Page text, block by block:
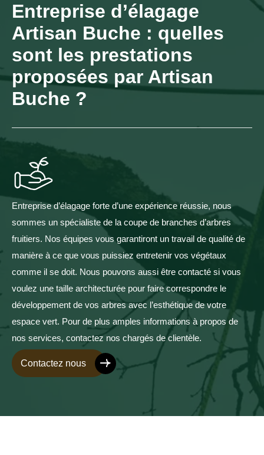
Entreprise d’élagage
Artisan Buche : quelles
sont les prestations
proposées par Artisan
Buche ?
Entreprise d’élagage forte d’une expérience réussie, nous
sommes un spécialiste de la coupe de branches d’arbres
fruitiers. Nos équipes vous garantiront un travail de qualité de
manière à ce que vous puissiez entretenir vos végétaux
comme il se doit. Nous pouvons aussi être contacté si vous
voulez une taille architecturée pour faire correspondre le
développement de vos arbres avec l’esthétique de votre
espace vert. Pour de plus amples informations à propos de
nos services, contactez nos chargés de clientèle.
Contactez nous